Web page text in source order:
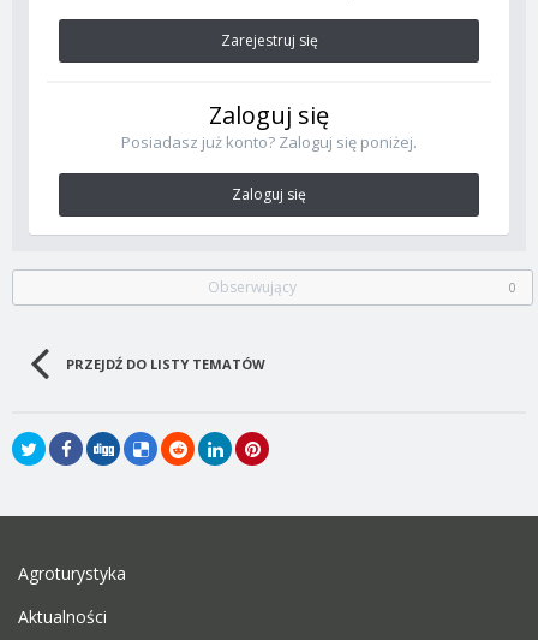
Zarejestruj się
Zaloguj się
Posiadasz już konto? Zaloguj się poniżej.
Zaloguj się
Obserwujący 0
PRZEJDŹ DO LISTY TEMATÓW
Agroturystyka
Aktualności